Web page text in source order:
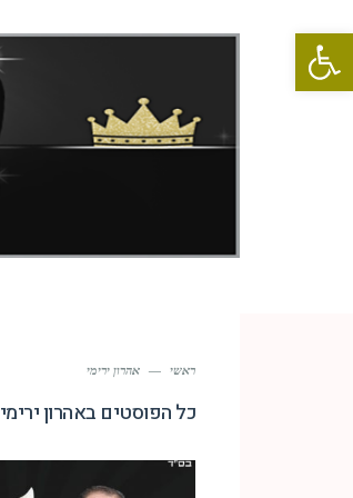
פתח סרגל נגישות
ראשי — אהרון ירימי
כל הפוסטים באהרון ירימי